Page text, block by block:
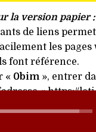
la version papier :
de liens
les pages
font référence.
« 0bim », entrer
« https://​leti​
consulter le